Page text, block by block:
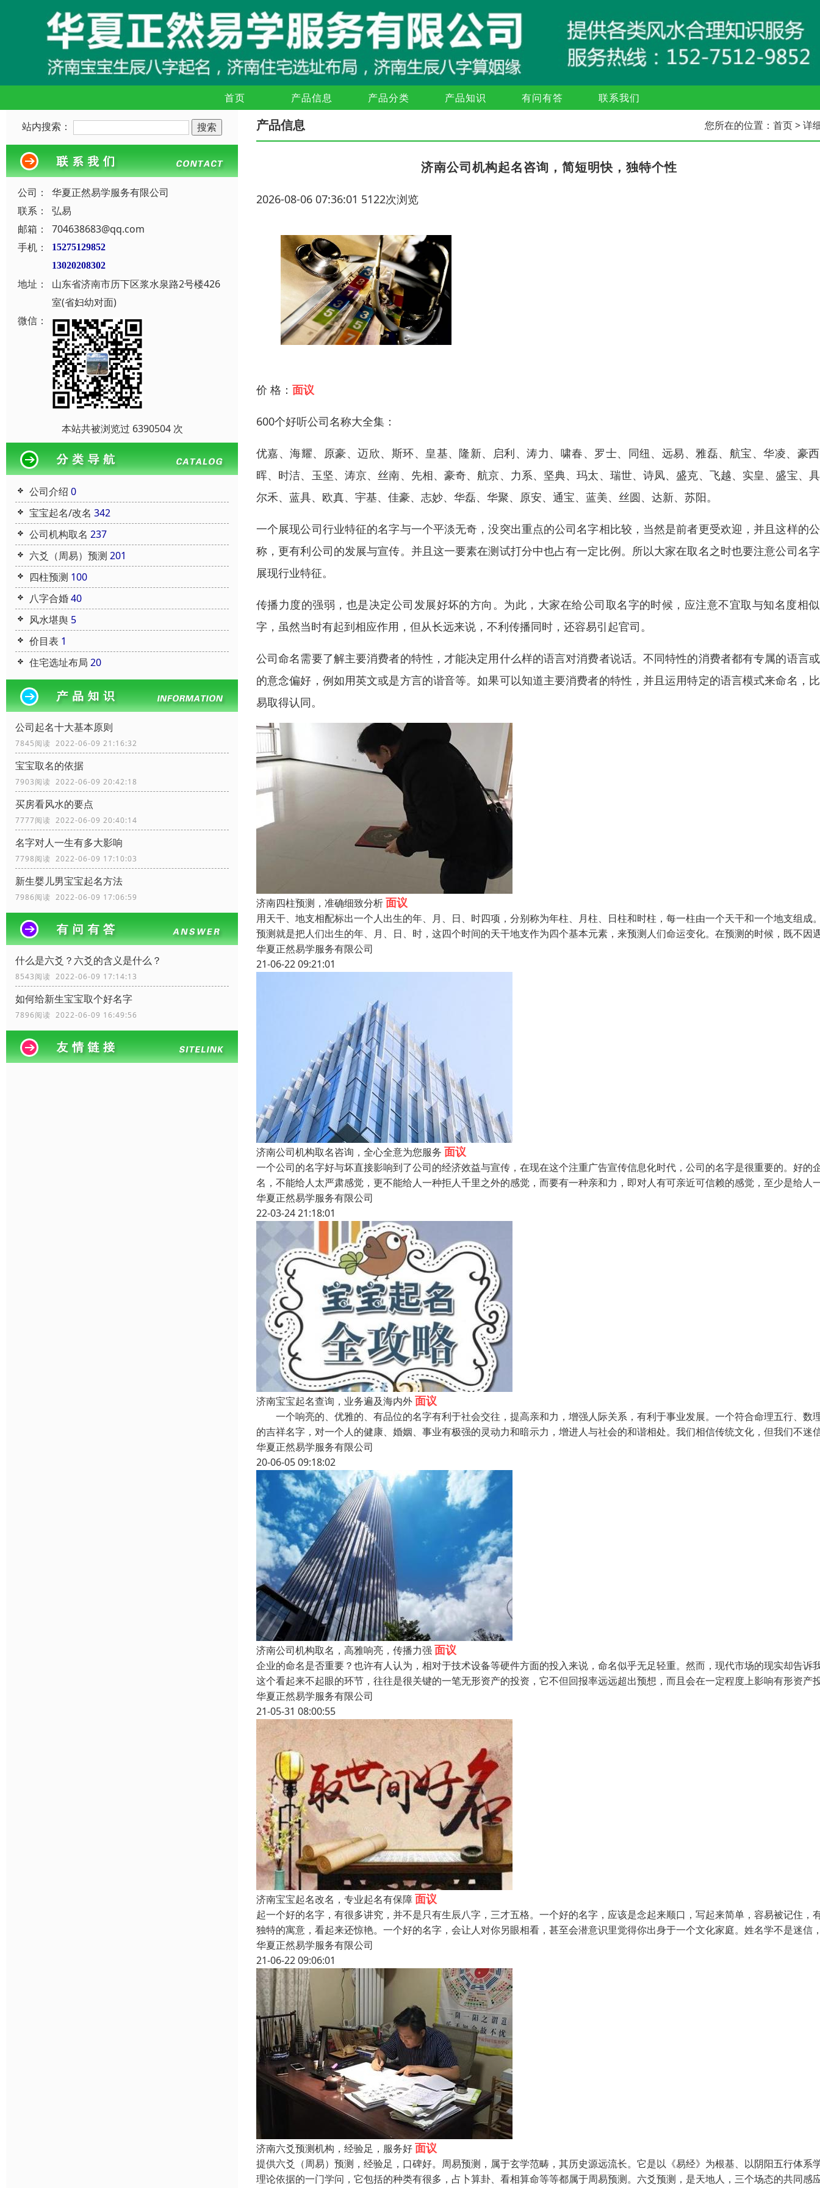
首页 产品信息 产品分类 产品知识 有问有答 联系我们
站内搜索：
公司：
华夏正然易学服务有限公司
联系：
弘易
邮箱：
704638683@qq.com
手机：
15275129852
13020208302
地址：
山东省济南市历下区浆水泉路2号楼426
室(省妇幼对面)
微信：
本站共被浏览过 6390504 次
公司介绍 0
宝宝起名/改名 342
公司机构取名 237
六爻（周易）预测 201
四柱预测 100
八字合婚40
风水堪舆 5
价目表 1
住宅选址布局 20
公司起名十大基本原则
7845阅读 2022-06-09 21:16:32
宝宝取名的依据
7903阅读 2022-06-09 20:42:18
买房看风水的要点
7777阅读 2022-06-09 20:40:14
名字对人一生有多大影响
7798阅读 2022-06-09 17:10:03
新生婴儿男宝宝起名方法
7986阅读 2022-06-09 17:06:59
什么是六爻？六爻的含义是什么？
8543阅读 2022-06-09 17:14:13
如何给新生宝宝取个好名字
7896阅读 2022-06-09 16:49:56
产品信息 您所在的位置： 首页> 详
济南公司机构起名咨询，简短明快，独特个性
2026-08-06 07:36:01 5122次浏览
价 格： 面议
600个好听公司名称大全集：
优嘉、海耀、原豪、迈欣、斯环、皇基、隆新、启利、涛力、啸春、罗士、同纽、远易、雅磊、航宝、华凌、豪
晖、时洁、玉坚、涛京、丝南、先相、豪奇、航京、力系、坚典、玛太、瑞世、诗凤、盛克、飞越、实皇、盛宝、
尔禾、蓝具、欧真、宇基、佳豪、志妙、华磊、华聚、原安、通宝、蓝美、丝圆、达新、苏阳。
一个展现公司行业特征的名字与一个平淡无奇，没突出重点的公司名字相比较，当然是前者更受欢迎，并且这样的
称，更有利公司的发展与宣传。并且这一要素在测试打分中也占有一定比例。所以大家在取名之时也要注意公司名
展现行业特征。
传播力度的强弱，也是决定公司发展好坏的方向。为此，大家在给公司取名字的时候，应注意不宜取与知名度相
字，虽然当时有起到相应作用，但从长远来说，不利传播同时，还容易引起官司。
公司命名需要了解主要消费者的特性，才能决定用什么样的语言对消费者说话。不同特性的消费者都有专属的语言
的意念偏好，例如用英文或是方言的谐音等。如果可以知道主要消费者的特性，并且运用特定的语言模式来命名，
易取得认同。
济南四柱预测，准确细致分析面议
用天干、地支相配标出一个人出生的年、月、日、时四项，分别称为年柱、月柱、日柱和时柱，每一柱由一个天干和一个地支组成
预测就是把人们出生的年、月、日、时，这四个时间的天干地支作为四个基本元素，来预测人们命运变化。在预测的时候，既不因
华夏正然易学服务有限公司
21-06-22 09:21:01
济南公司机构取名咨询，全心全意为您服务 面议
一个公司的名字好与坏直接影响到了公司的经济效益与宣传，在现在这个注重广告宣传信息化时代，公司的名字是很重要的。好的
名，不能给人太严肃感觉，更不能给人一种拒人千里之外的感觉，而要有一种亲和力，即对人有可亲近可信赖的感觉，至少是给人
华夏正然易学服务有限公司
22-03-24 21:18:01
济南宝宝起名查询，业务遍及海内外面议
一个响亮的、优雅的、有品位的名字有利于社会交往，提高亲和力，增强人际关系，有利于事业发展。一个符合命理五行、数
的吉祥名字，对一个人的健康、婚姻、事业有极强的灵动力和暗示力，增进人与社会的和谐相处。我们相信传统文化，但我们不迷
华夏正然易学服务有限公司
20-06-05 09:18:02
济南公司机构取名，高雅响亮，传播力强 面议
企业的命名是否重要？也许有人认为，相对于技术设备等硬件方面的投入来说，命名似乎无足轻重。然而，现代市场的现实却告诉
这个看起来不起眼的环节，往往是很关键的一笔无形资产的投资，它不但回报率远远超出预想，而且会在一定程度上影响有形资产
华夏正然易学服务有限公司
21-05-31 08:00:55
济南宝宝起名改名，专业起名有保障面议
起一个好的名字，有很多讲究，并不是只有生辰八字，三才五格。一个好的名字，应该是念起来顺口，写起来简单，容易被记住，
独特的寓意，看起来还惊艳。一个好的名字，会让人对你另眼相看，甚至会潜意识里觉得你出身于一个文化家庭。姓名学不是迷信
华夏正然易学服务有限公司
21-06-22 09:06:01
济南六爻预测机构，经验足，服务好面议
提供六爻（周易）预测，经验足，口碑好。周易预测，属于玄学范畴，其历史源远流长。它是以《易经》为根基、以阴阳五行体系
理论依据的一门学问，它包括的种类有很多，占卜算卦、看相算命等等都属于周易预测。六爻预测，是天地人，三个场态的共同感